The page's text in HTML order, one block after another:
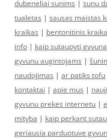
dubeneliai sunims | sunu
tualetas | sausas maistas
kraikas | bentonitinis
info | kaip sutaupyti
gyvunu augintojams |
naudojimas | ar patiks tofu
kontaktai | apie mus |
gyvunu prekes internetu |
mityba | kaip perkant
geriausia parduotuve